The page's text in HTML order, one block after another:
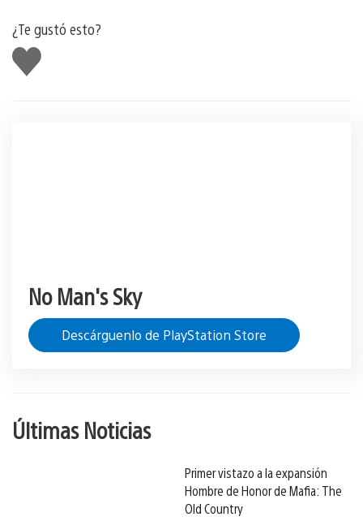
¿Te gustó esto?
Me
gusta
No Man's Sky
Descárguenlo de PlayStation Store
Últimas Noticias
Primer vistazo a la expansión
Hombre de Honor de Mafia: The
Old Country